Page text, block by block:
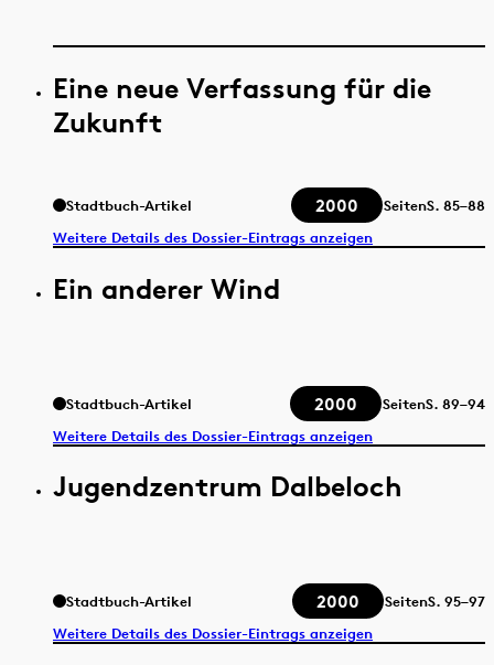
Eine neue Verfassung für die
Zukunft
Stadtbuch-Artikel 2000 SeitenS. 85–88
Weitere Details des Dossier-Eintrags anzeigen
Ein anderer Wind
Stadtbuch-Artikel 2000 SeitenS. 89–94
Weitere Details des Dossier-Eintrags anzeigen
Jugendzentrum Dalbeloch
Stadtbuch-Artikel 2000 SeitenS. 95–97
Weitere Details des Dossier-Eintrags anzeigen